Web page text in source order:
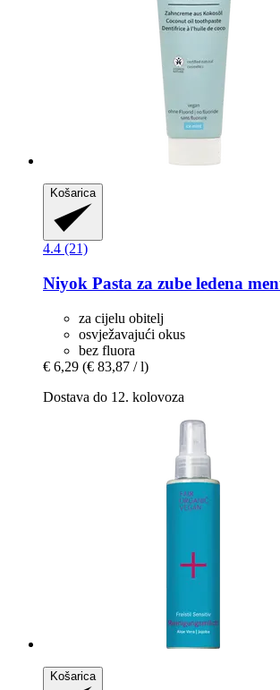
Košarica
4.4 (21)
Niyok Pasta za zube ledena
za cijelu obitelj
osvježavajući okus
bez fluora
€ 6,29 (€ 83,87 / l)
Dostava do 12. kolovoza
Košarica